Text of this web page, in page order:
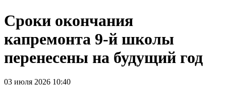
Сроки окончания
капремонта 9-й школы
перенесены на будущий год
03 июля 2026 10:40